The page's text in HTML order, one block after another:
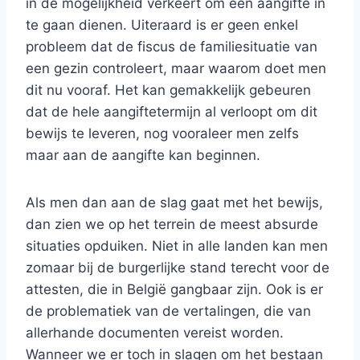
in de mogelijkheid verkeert om een aangifte in
te gaan dienen. Uiteraard is er geen enkel
probleem dat de fiscus de familiesituatie van
een gezin controleert, maar waarom doet men
dit nu vooraf. Het kan gemakkelijk gebeuren
dat de hele aangiftetermijn al verloopt om dit
bewijs te leveren, nog vooraleer men zelfs
maar aan de aangifte kan beginnen.
Als men dan aan de slag gaat met het bewijs,
dan zien we op het terrein de meest absurde
situaties opduiken. Niet in alle landen kan men
zomaar bij de burgerlijke stand terecht voor de
attesten, die in België gangbaar zijn. Ook is er
de problematiek van de vertalingen, die van
allerhande documenten vereist worden.
Wanneer we er toch in slagen om het bestaan